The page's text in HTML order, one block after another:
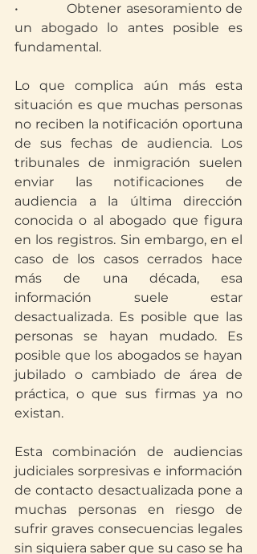
•           Obtener asesoramiento de
un abogado lo antes posible es
fundamental.
Lo que complica aún más esta
situación es que muchas personas
no reciben la notificación oportuna
de sus fechas de audiencia. Los
tribunales de inmigración suelen
enviar las notificaciones de
audiencia a la última dirección
conocida o al abogado que figura
en los registros. Sin embargo, en el
caso de los casos cerrados hace
más de una década, esa
información suele estar
desactualizada. Es posible que las
personas se hayan mudado. Es
posible que los abogados se hayan
jubilado o cambiado de área de
práctica, o que sus firmas ya no
existan.
Esta combinación de audiencias
judiciales sorpresivas e información
de contacto desactualizada pone a
muchas personas en riesgo de
sufrir graves consecuencias legales
sin siquiera saber que su caso se ha